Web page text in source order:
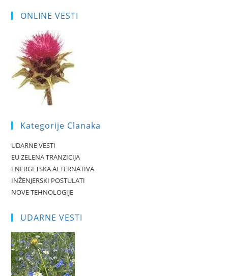
ONLINE VESTI
Kategorije Clanaka
UDARNE VESTI
EU ZELENA TRANZICIJA
ENERGETSKA ALTERNATIVA
INŽENJERSKI POSTULATI
NOVE TEHNOLOGIJE
UDARNE VESTI